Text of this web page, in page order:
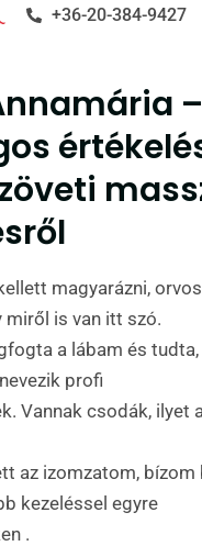
+36-20-384-9427
magyarázni,
miről is van itt szó.
a lábam és
profi
Vannak csodák, ilyet
az izomzatom, bízom
kezeléssel egyre
.